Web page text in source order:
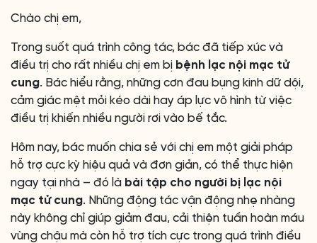
Chào chị em,
Trong suốt quá trình công tác, bác đã tiếp xúc và
điều trị cho rất nhiều chị em bị bệnh lạc nội mạc tử
cung. Bác hiểu rằng, những cơn đau bụng kinh dữ dội,
cảm giác mệt mỏi kéo dài hay áp lực vô hình từ việc
điều trị khiến nhiều người rơi vào bế tắc.
Hôm nay, bác muốn chia sẻ với chị em một giải pháp
hỗ trợ cực kỳ hiệu quả và đơn giản, có thể thực hiện
ngay tại nhà – đó là bài tập cho người bị lạc nội
mạc tử cung. Những động tác vận động nhẹ nhàng
này không chỉ giúp giảm đau, cải thiện tuần hoàn máu
vùng chậu mà còn hỗ trợ tích cực trong quá trình điều